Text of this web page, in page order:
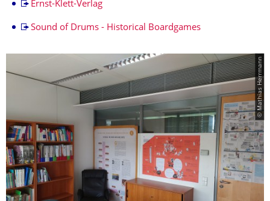
Ernst-Klett-Verlag
Sound of Drums - Historical Boardgames
© Mathias Herrmann